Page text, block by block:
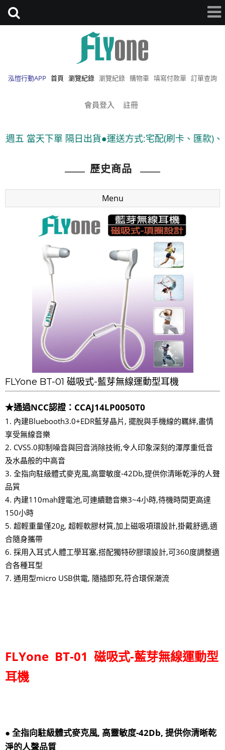
泓愷行動APP 首頁 瀏覽紀錄 瀏覽紀錄 購物車 填寫付款單 訂單查詢
會員登入 註冊
下單 隔日出貨●運送方式:宅配(刷卡、匯款)、7-11貨
歷史商品
Menu
FLYone BT-01 磁吸式-藍芽無線運動型耳機
★通過NCC認證：CCAJ14LP0050T0
1. 內建Bluebooth3.0+EDR藍芽晶片, 擺脫與手機線的羈絆,盡情
享受無線音樂
2. CVS5.0抑制噪音與回音消除技術,令人印象深刻的渾厚重低音
及水晶般的中高音
3. 全指向駐級體式麥克風,高靈敏度-42Db,提供你清晰乾淨的人聲
品質
4. 內建110mah鋰電池,可連續聽音樂3~4小時,待機時間更高達
150小時
5. 超輕重量僅20g, 超輕軟膠材質,加上磁吸項環設計,掛戴舒適,適
合隨身攜帶
6. 採用入耳式人體工學耳塞,搭配獨特矽膠環設計,可360度調整適
合各種耳型
7. 通用型micro USB供電, 隨插即充,符合環保潮流
FLYone BT-01 磁吸式-藍芽無線運動型
耳機
● 全指向駐級體式麥克風, 高靈敏度-42Db, 提供你清晰乾
淨的人聲品質